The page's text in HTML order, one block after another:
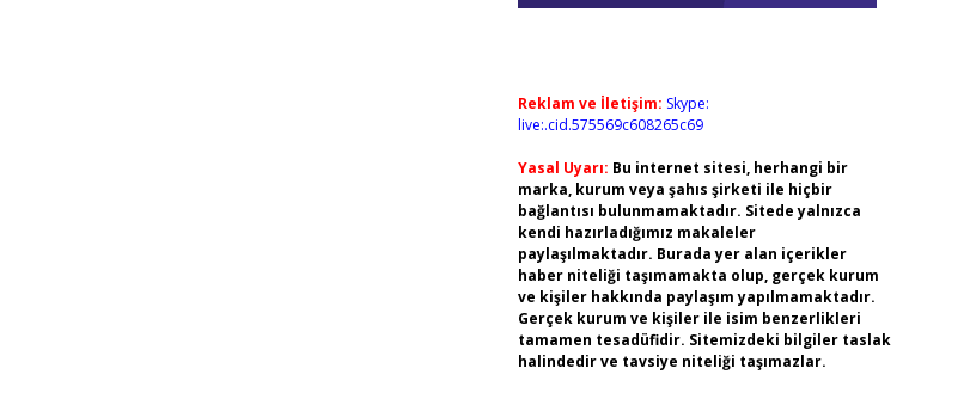
Reklam ve İletişim: Skype:
live:.cid.575569c608265c69
Yasal Uyarı: Bu internet sitesi, herhangi bir
marka, kurum veya şahıs şirketi ile hiçbir
bağlantısı bulunmamaktadır. Sitede yalnızca
kendi hazırladığımız makaleler
paylaşılmaktadır. Burada yer alan içerikler
haber niteliği taşımamakta olup, gerçek kurum
ve kişiler hakkında paylaşım yapılmamaktadır.
Gerçek kurum ve kişiler ile isim benzerlikleri
tamamen tesadüfidir. Sitemizdeki bilgiler taslak
halindedir ve tavsiye niteliği taşımazlar.